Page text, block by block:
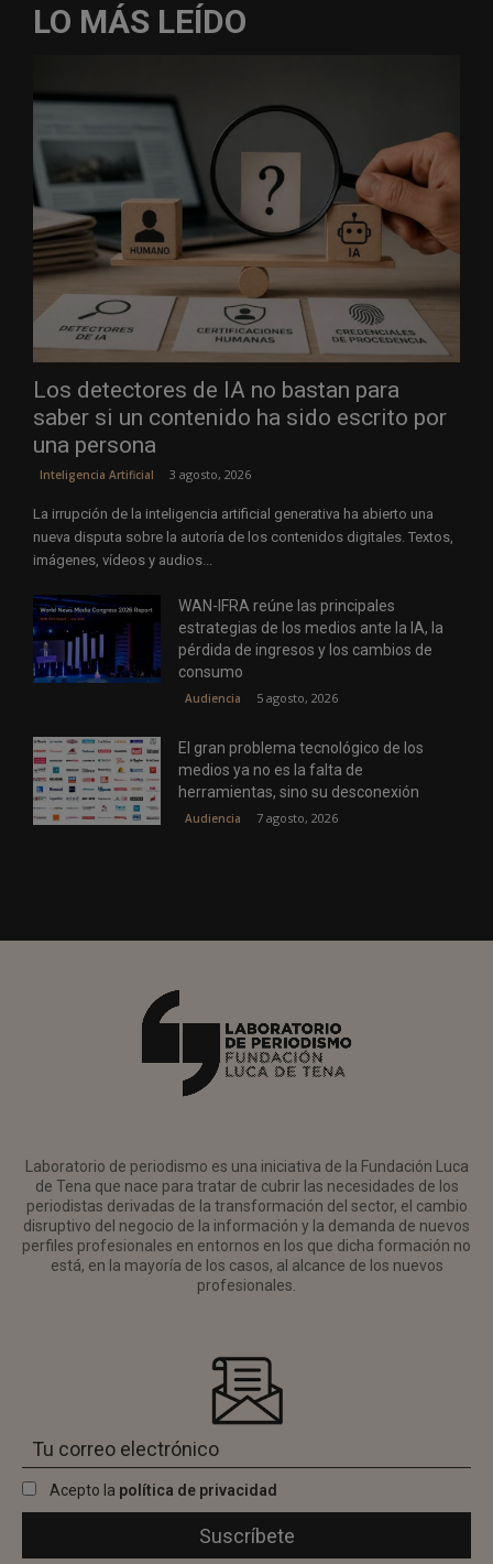
LO MÁS LEÍDO
Los detectores de IA no bastan para
saber si un contenido ha sido escrito por
una persona
Inteligencia Artificial 3 agosto, 2026
La irrupción de la inteligencia artificial generativa ha abierto una
nueva disputa sobre la autoría de los contenidos digitales. Textos,
imágenes, vídeos y audios...
WAN-IFRA reúne las principales
estrategias de los medios ante la IA, la
pérdida de ingresos y los cambios de
consumo
Audiencia 5 agosto, 2026
El gran problema tecnológico de los
medios ya no es la falta de
herramientas, sino su desconexión
Audiencia 7 agosto, 2026
Laboratorio de periodismo es una iniciativa de la Fundación Luca
de Tena que nace para tratar de cubrir las necesidades de los
periodistas derivadas de la transformación del sector, el cambio
disruptivo del negocio de la información y la demanda de nuevos
perfiles profesionales en entornos en los que dicha formación no
está, en la mayoría de los casos, al alcance de los nuevos
profesionales.
Acepto la política de privacidad